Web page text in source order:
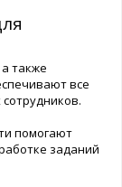
также
все
помогают
заданий